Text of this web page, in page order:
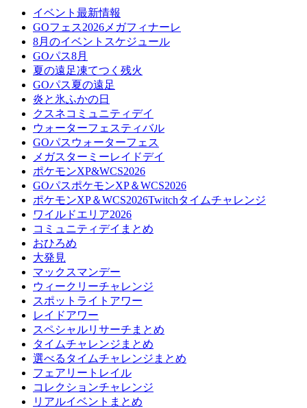
イベント最新情報
GOフェス2026メガフィナーレ
8月のイベントスケジュール
GOパス8月
夏の遠足凍てつく残火
GOパス夏の遠足
炎と氷ふかの日
クスネコミュニティデイ
ウォーターフェスティバル
GOパスウォーターフェス
メガスターミーレイドデイ
ポケモンXP&WCS2026
GOパスポケモンXP＆WCS2026
ポケモンXP＆WCS2026Twitchタイムチャレンジ
ワイルドエリア2026
コミュニティデイまとめ
おひろめ
大発見
マックスマンデー
ウィークリーチャレンジ
スポットライトアワー
レイドアワー
スペシャルリサーチまとめ
タイムチャレンジまとめ
選べるタイムチャレンジまとめ
フェアリートレイル
コレクションチャレンジ
リアルイベントまとめ